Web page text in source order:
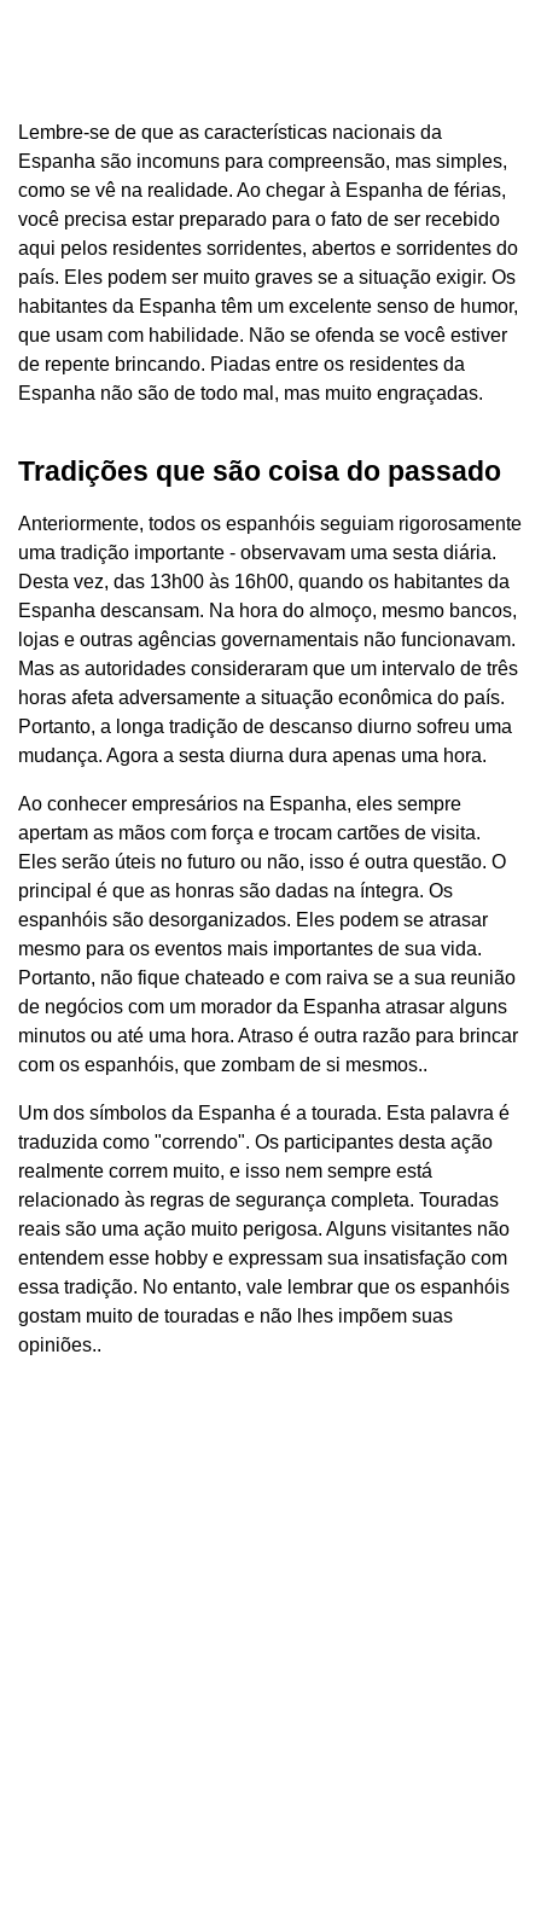
Lembre-se de que as características nacionais da
Espanha são incomuns para compreensão, mas simples,
como se vê na realidade. Ao chegar à Espanha de férias,
você precisa estar preparado para o fato de ser recebido
aqui pelos residentes sorridentes, abertos e sorridentes do
país. Eles podem ser muito graves se a situação exigir. Os
habitantes da Espanha têm um excelente senso de humor,
que usam com habilidade. Não se ofenda se você estiver
de repente brincando. Piadas entre os residentes da
Espanha não são de todo mal, mas muito engraçadas.
Tradições que são coisa do passado
Anteriormente, todos os espanhóis seguiam rigorosamente
uma tradição importante - observavam uma sesta diária.
Desta vez, das 13h00 às 16h00, quando os habitantes da
Espanha descansam. Na hora do almoço, mesmo bancos,
lojas e outras agências governamentais não funcionavam.
Mas as autoridades consideraram que um intervalo de três
horas afeta adversamente a situação econômica do país.
Portanto, a longa tradição de descanso diurno sofreu uma
mudança. Agora a sesta diurna dura apenas uma hora.
Ao conhecer empresários na Espanha, eles sempre
apertam as mãos com força e trocam cartões de visita.
Eles serão úteis no futuro ou não, isso é outra questão. O
principal é que as honras são dadas na íntegra. Os
espanhóis são desorganizados. Eles podem se atrasar
mesmo para os eventos mais importantes de sua vida.
Portanto, não fique chateado e com raiva se a sua reunião
de negócios com um morador da Espanha atrasar alguns
minutos ou até uma hora. Atraso é outra razão para brincar
com os espanhóis, que zombam de si mesmos..
Um dos símbolos da Espanha é a tourada. Esta palavra é
traduzida como "correndo". Os participantes desta ação
realmente correm muito, e isso nem sempre está
relacionado às regras de segurança completa. Touradas
reais são uma ação muito perigosa. Alguns visitantes não
entendem esse hobby e expressam sua insatisfação com
essa tradição. No entanto, vale lembrar que os espanhóis
gostam muito de touradas e não lhes impõem suas
opiniões..